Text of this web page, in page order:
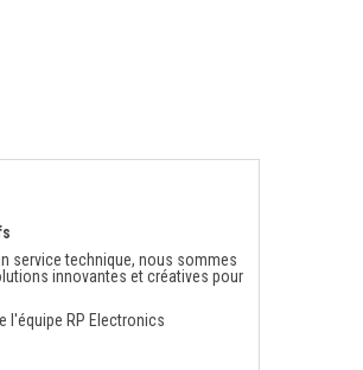
service technique, nous sommes
innovantes et créatives pour
l'équipe RP Electronics